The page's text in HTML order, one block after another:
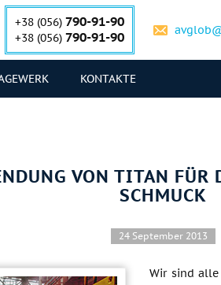
+38 (056) 790-91-90
+38 (056) 790-91-90
KONTAKTE
VON TITAN FÜR
SCHMUCK
24 September 2013
Wir sind alle